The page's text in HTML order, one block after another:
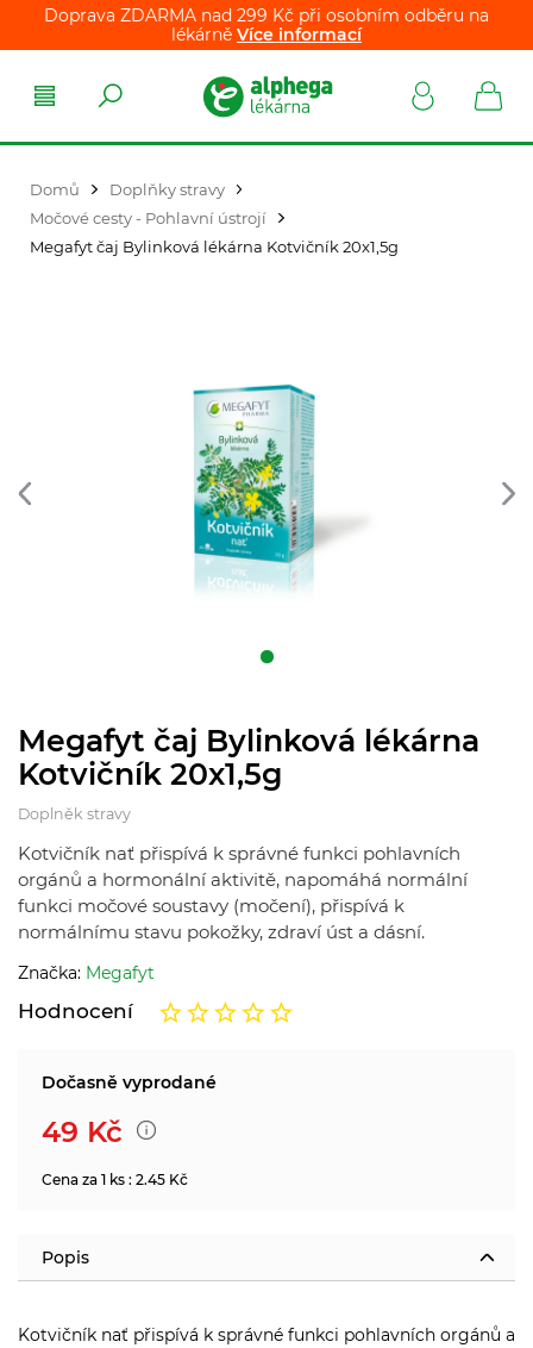
Doprava ZDARMA nad 299 Kč při osobním odběru na
lékárně Více informací
Domů
Doplňky stravy
Močové cesty - Pohlavní ústrojí
Megafyt čaj Bylinková lékárna Kotvičník 20x1,5g
Megafyt čaj Bylinková lékárna
Kotvičník 20x1,5g
Doplněk stravy
Kotvičník nať přispívá k správné funkci pohlavních
orgánů a hormonální aktivitě, napomáhá normální
funkci močové soustavy (močení), přispívá k
normálnímu stavu pokožky, zdraví úst a dásní.
Značka: Megafyt
Hodnocení
Dočasně vyprodané
49 Kč
Cena za 1 ks : 2.45 Kč
Popis
Kotvičník nať přispívá k správné funkci pohlavních orgánů a